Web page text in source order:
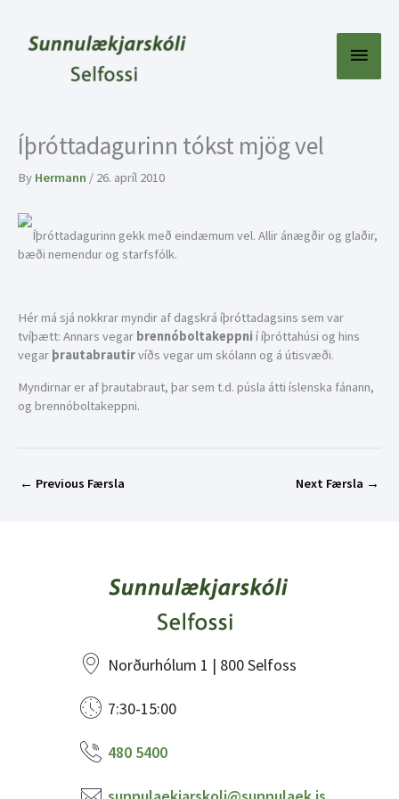
content
Main
Íþróttadagurinn tókst mjög vel
By Hermann / 26. apríl 2010
Íþróttadagurinn gekk með eindæmum vel. Allir ánægðir og glaðir,
bæði nemendur og starfsfólk.
Hér má sjá nokkrar myndir af dagskrá íþróttadagsins sem var
tvíþætt: Annars vegar brennóboltakeppni í íþróttahúsi og hins
vegar þrautabrautirvíðs vegar um skólann og á útisvæði.
Myndirnar er af þrautabraut, þar sem t.d. púsla átti íslenska fánann,
og brennóboltakeppni.
← Previous Færsla Next Færsla →
Norðurhólum 1 | 800 Selfoss
7:30-15:00
480 5400